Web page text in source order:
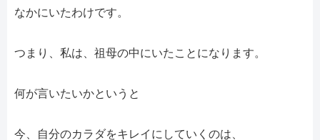
なかにいたわけです。
つまり、私は、祖母の中にいたことになります。
何が言いたいかというと
今、自分のカラダをキレイにしていくのは、